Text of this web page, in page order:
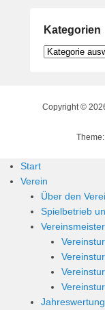
Kategorien
Kategorien
Copyright ©
Start
Verein
Über den
Spielbetrieb